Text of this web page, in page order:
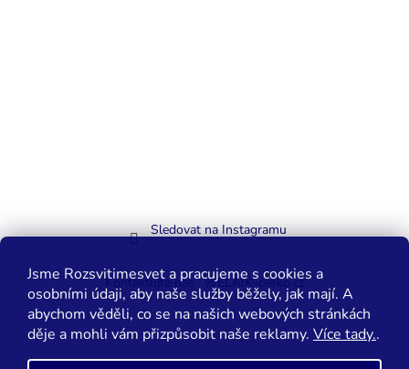
Jsme Rozsvitimesvet a pracujeme s cookies a
osobními údaji, aby naše služby běžely, jak mají. A
abychom věděli, co se na našich webových stránkách
děje a mohli vám přizpůsobit naše reklamy. Více tady..
Sledovat na Instagramu
Kontaktujte nás WELAIK-cesko.cz